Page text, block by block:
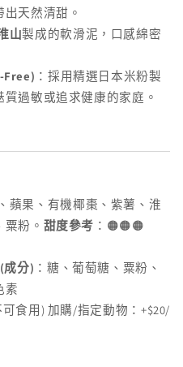
出天然清甜。
山製成的軟滑泥，口感綿密
Free) ：採用精選日本米粉製
過敏或追求健康的家庭。
蘋果、有機椰棗、紫薯、淮
粉。 甜度參考 ： 🟠🟠🟠
(成分) ：糖、葡萄糖、粟粉、
素
可食用 ) 加購/指定動物： +$20/